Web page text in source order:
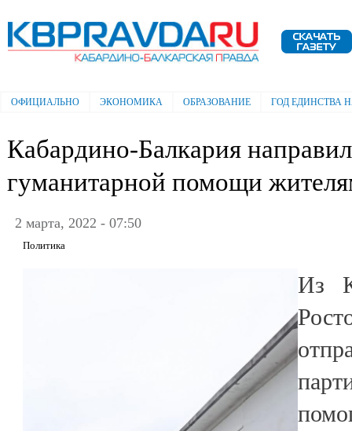
Электронная газета "Кабардино-
Балкарская правда"
Главное меню
ОФИЦИАЛЬНО ЭКОНОМИКА ОБРАЗОВАНИЕ ГОД ЕДИНСТВА
Кабардино-Балкария
гуманитарной помощи
2 марта, 2022 - 07:50
Политика
Из